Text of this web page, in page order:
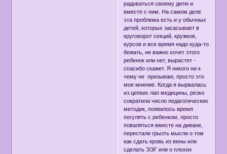
радоваться своему дитю и
вместе с ним. На самом деле
эта проблема есть и у обычных
детей, которых засасывает в
круговорот секций, кружков,
курсов и все время надо куда-то
бежать, не важно хочет этого
ребенок или нет, вырастет -
спасибо скажет. Я никого ни к
чему не призываю, просто это
мое мнение. Когда я вырвалась
из цепких лап медицины, резко
сократила число педагогических
методик, появилось время
погулять с ребенком, просто
поваляться вместе на диване,
перестали грызть мысли о том
как сдать кровь из вены или
сделать ЭЭГ или о плохих